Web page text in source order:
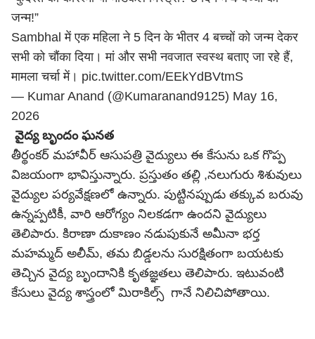
जन्म!”
Sambhal में एक महिला ने 5 दिन के भीतर 4 बच्चों को जन्म देकर
सभी को चौंका दिया। मां और सभी नवजात स्वस्थ बताए जा रहे हैं,
मामला चर्चा में। pic.twitter.com/EEkYdBVtmS
— Kumar Anand (@Kumaranand9125) May 16,
2026
వైద్య బృందం ఘనత
తీర్థంకర్ మహావీర్ ఆసుపత్రి వైద్యులు ఈ కేసును ఒక గొప్ప
విజయంగా భావిస్తున్నారు. ప్రస్తుతం తల్లి ,నలుగురు శిశువులు
వైద్యుల పర్యవేక్షణలో ఉన్నారు. పుట్టినప్పుడు తక్కువ బరువు
ఉన్నప్పటికీ, వారి ఆరోగ్యం నిలకడగా ఉందని వైద్యులు
తెలిపారు. కిరాణా దుకాణం నడుపుకునే అమీనా భర్త
మహమ్మద్ అలీమ్, తమ బిడ్డలను సురక్షితంగా బయటకు
తెచ్చిన వైద్య బృందానికి కృతజ్ఞతలు తెలిపారు. ఇటువంటి
కేసులు వైద్య శాస్త్రంలో మిరాకిల్స్ గానే నిలిచిపోతాయి.